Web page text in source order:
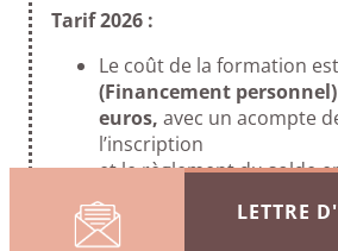
LETTRE
Tarif 2026 :
Le coût de la formation
(Financement
euros, avec un acompte
l’inscription
et le règlement du solde
euros tous les mois.
IBAN pour virement :